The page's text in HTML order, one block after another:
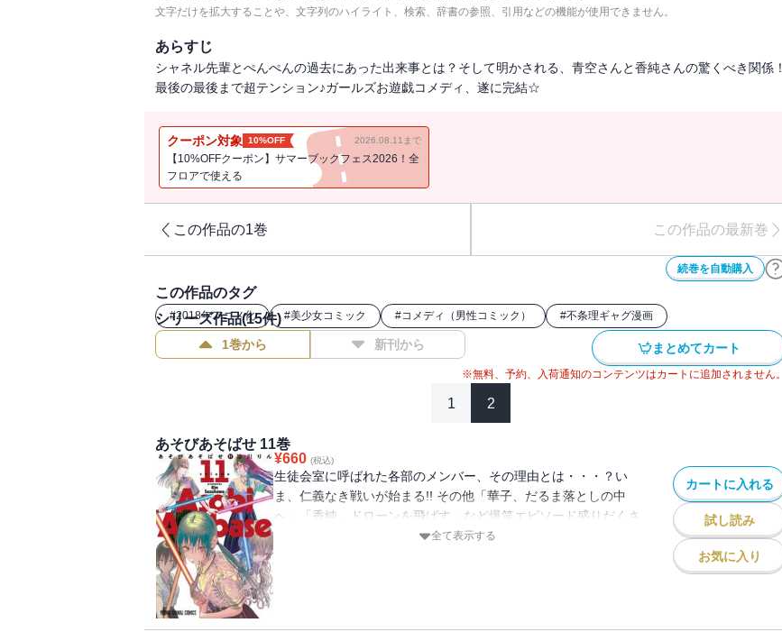
文字だけを拡大することや、文字列のハイライト、検索、辞書の参照、引用などの機能が使用できません。
あらすじ
シャネル先輩とぺんぺんの過去にあった出来事とは？そして明かされる、青空さんと香純さんの驚くべき関係！
最後の最後まで超テンション♪ガールズお遊戯コメディ、遂に完結☆
クーポン対象 10%OFF 2026.08.11まで
【10%OFFクーポン】サマーブックフェス2026！全
フロアで使える
この作品の1巻 この作品の最新巻
続巻を自動購入
この作品のタグ
#2018年アニメ化 #美少女コミック #コメディ（男性コミック） #不条理ギャグ漫画
シリーズ作品(15件)
1巻から 新刊から まとめてカート
※無料、予約、入荷通知のコンテンツはカートに追加されません。
1 2
あそびあそばせ 11巻
¥660 (税込)
生徒会室に呼ばれた各部のメンバー、その理由とは・・・？い
ま、仁義なき戦いが始まる!! その他「華子、だるま落としの中
へ」「香純、ドローンを飛ばす」など爆笑エピソード盛りだくさ
全て表示する
カートに入れる
試し読み
お気に入り